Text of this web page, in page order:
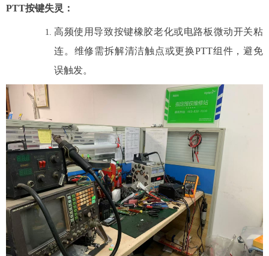
PTT按键失灵 ：
高频使用导致按键橡胶老化或电路板微动开关粘
连。维修需拆解清洁触点或更换PTT组件，避免
误触发。